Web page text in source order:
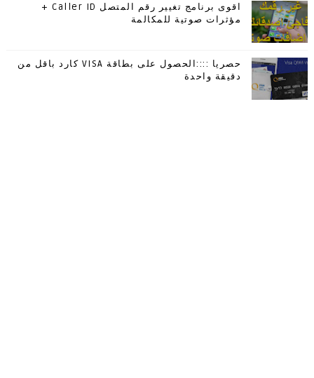
اقوى برنامج تغيير رقم المتصل Caller ID +
مؤثرات صوتية للمكالمة
حصريا ::::الحصول على بطاقة VISA كارد باقل من
دقيقة واحدة